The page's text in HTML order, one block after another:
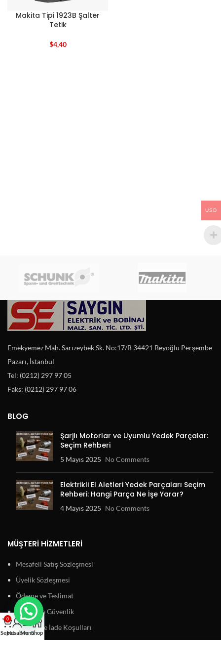
Makita Tipi 1923B Şalter
Tetik
$4,40
Emekyemez Mah. Sarızeybek Sk. No:17/B 34421 Beyoğlu Perşembe
Pazarı, İstanbul
Tel: (0212) 297 97 05
Faks: (0212) 297 97 06
BLOG
Şarjlı Motorlar ve Uyumlu Yedek Parçalar:
Seçim Rehberi
5 Mayıs 2025 No Comments
Elektrikli El Aletleri Yedek Parçaları Seçim
Rehberi: Hangi Parça Ne İşe Yarar?
4 Mayıs 2025 No Comments
MÜŞTERI HIZMETLERI
Mesafeli Satış Sözleşmesi
Üyelik Sözleşmesi
Ödeme ve Teslimat
Gizlilik ve Güvenlik
Garanti ve İade Koşulları
USD
0
SepetHesabımMenuShop